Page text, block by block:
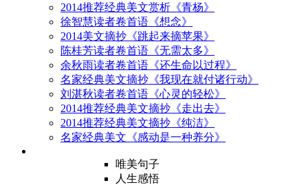
2014推荐经典美文赏析《青杨》
徐智慧读者卷首语《想念》
2014美文摘抄《跳起来摘苹果》
陈桂芳读者卷首语《无需太多》
余秋雨读者卷首语《还生命以过程》
名家经典美文摘抄《我现在就付诸行动》
刘湛秋读者卷首语《心灵的轻松》
2014推荐经典美文摘抄《走出去》
2014推荐经典美文摘抄《纯洁》
名家经典美文《感动是一种养分》
唯美句子
人生感悟